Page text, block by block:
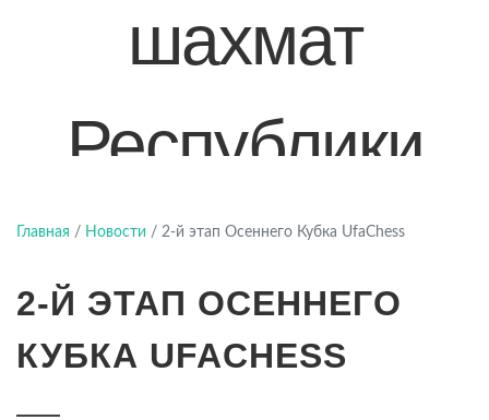
шахмат
Республики
Башкортостан
Главная / Новости / 2-й этап Осеннего Кубка UfaChess
2-Й ЭТАП ОСЕННЕГО
КУБКА UFACHESS